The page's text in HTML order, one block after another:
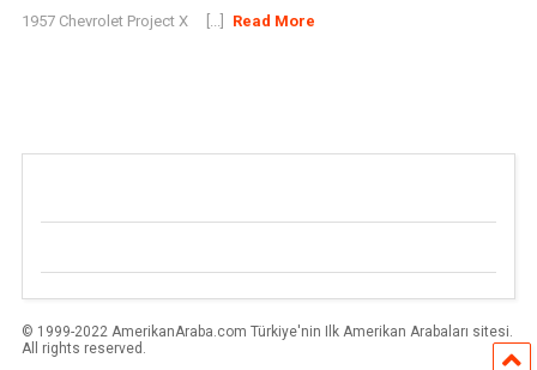
1957 Chevrolet Project X [...] Read More
© 1999-2022 AmerikanAraba.com Türkiye'nin Ilk Amerikan Arabaları sitesi.
All rights reserved.